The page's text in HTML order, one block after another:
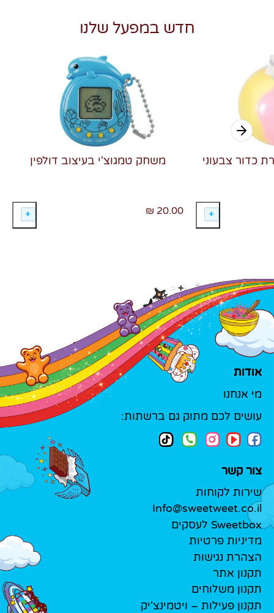
חדש במפעל שלנו
משחק טמגוצ'י בעיצוב דולפין
20.00 ₪
כדור צבעוני
אודות
מי אנחנו
עושים לכם מתוק גם ברשתות:
צור קשר
שירות לקוחות
Info@sweetweet.co.il
Sweetbox לעסקים
מדיניות פרטיות
הצהרת נגישות
תקנון אתר
תקנון משלוחים
תקנון פעילות – ויטמינצ'יק